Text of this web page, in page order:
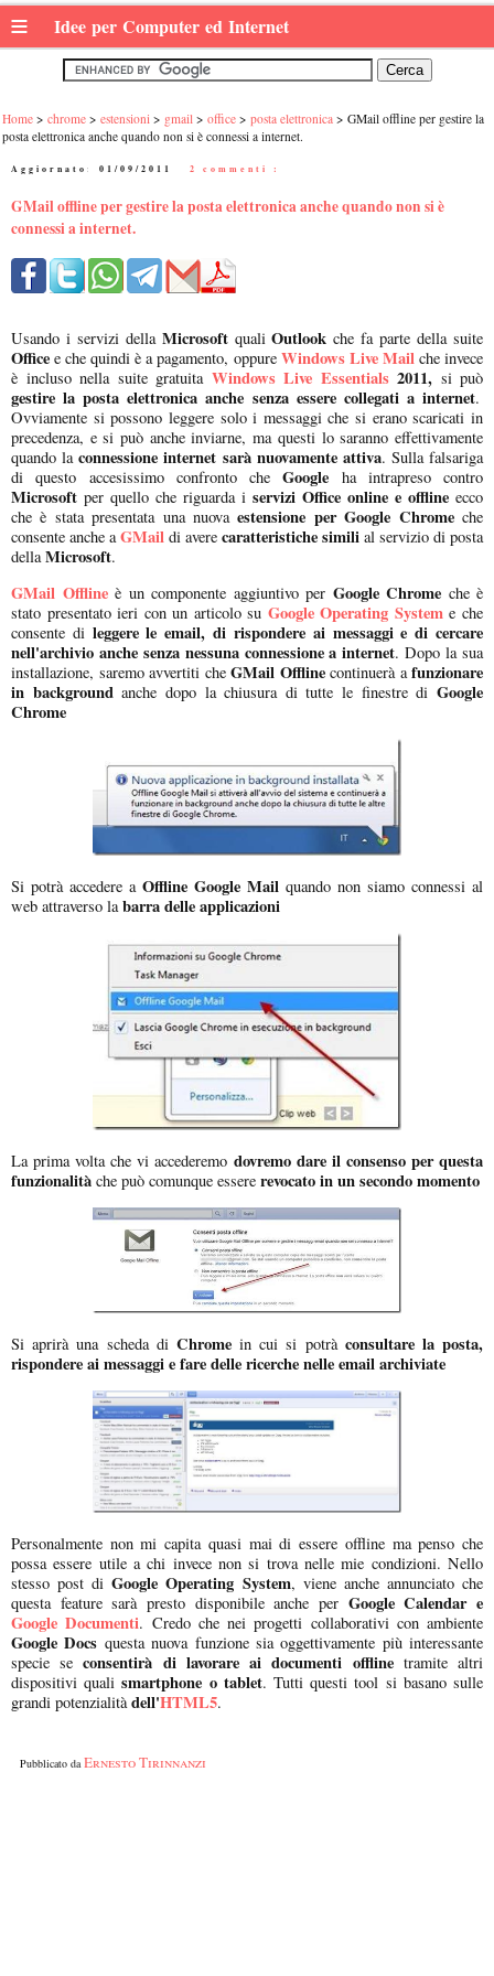
≡ Idee per Computer ed Internet
Home chrome estensioni gmail office posta elettronica
GMail offline per gestire la
posta elettronica anche quando non si è connessi a internet.
Aggiornato: 01/09/2011 2 commenti :
GMail offline per gestire la posta elettronica anche quando non si è
connessi a internet.
Usando i servizi dellaMicrosoftqualiOutlookche fa parte della suite
Office e che quindi è a pagamento, oppure Windows Live Mailche invece
è incluso nella suite gratuita Windows Live Essentials2011, si può
gestire la posta elettronica anche senza essere collegati a internet.
Ovviamente si possono leggere solo i messaggi che si erano scaricati in
precedenza, e si può anche inviarne, ma questi lo saranno effettivamente
quando laconnessione internet sarà nuovamente attiva. Sulla falsariga
di questo accesissimo confronto cheGoogle ha intrapreso contro
Microsoft per quello che riguarda i servizi Office online e offline ecco
che è stata presentata una nuovaestensione per Google Chromeche
consente anche aGMail di avere caratteristiche simili al servizio di posta
dellaMicrosoft.
GMail Offlineè un componente aggiuntivo per Google Chrome che è
stato presentato ieri con un articolo su Google Operating Systeme che
consente dileggere le email, di rispondere ai messaggi e di cercare
nell'archivio anche senza nessuna connessione a internet. Dopo la sua
installazione, saremo avvertiti cheGMail Offlinecontinuerà afunzionare
in backgroundanche dopo la chiusura di tutte le finestre diGoogle
Chrome
Si potrà accedere aOffline Google Mail quando non siamo connessi al
web attraverso labarra delle applicazioni
La prima volta che vi accederemo dovremo dare il consenso per questa
funzionalità che può comunque essere revocato in un secondo momento
Si aprirà una scheda di Chromein cui si potrà consultare la posta,
rispondere ai messaggi e fare delle ricerche nelle email archiviate
Personalmente non mi capita quasi mai di essere offline ma penso che
possa essere utile a chi invece non si trova nelle mie condizioni. Nello
stesso post diGoogle Operating System, viene anche annunciato che
questa feature sarà presto disponibile anche per Google Calendar e
Google Documenti. Credo che nei progetti collaborativi con ambiente
Google Docs questa nuova funzione sia oggettivamente più interessante
specie se consentirà di lavorare ai documenti offlinetramite altri
dispositivi quali smartphone o tablet. Tutti questi tool si basano sulle
grandi potenzialitàdell'HTML5.
Pubblicato daErnesto Tirinnanzi